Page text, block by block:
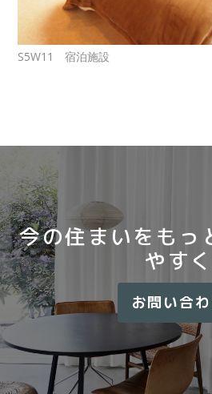
S5W11 宿泊施設
今の住まいをもっ
やすく
お問い合